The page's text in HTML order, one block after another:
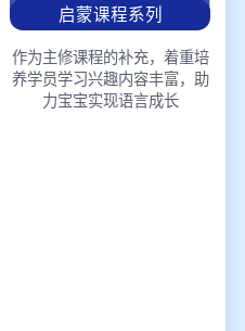
启蒙课程系列
作为主修课程的补充，着重培
养学员学习兴趣内容丰富，助
力宝宝实现语言成长